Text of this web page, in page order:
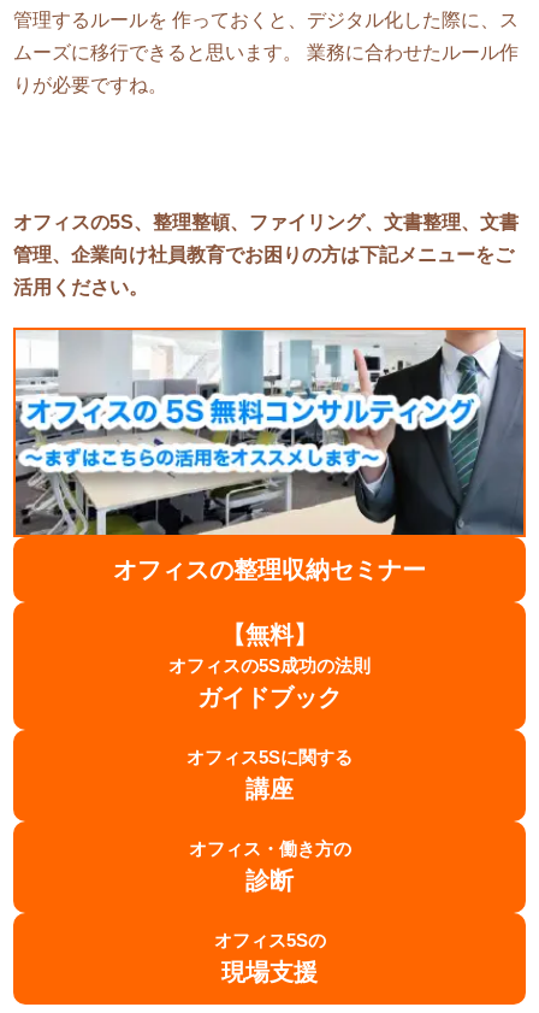
管理するルールを 作っておくと、デジタル化した際に、ス
ムーズに移行できると思います。 業務に合わせたルール作
りが必要ですね。
オフィスの5S、整理整頓、ファイリング、文書整理、文書
管理、企業向け社員教育でお困りの方は下記メニューをご
活用ください。
オフィスの整理収納セミナー
【無料】
オフィスの5S成功の法則
ガイドブック
オフィス5Sに関する
講座
オフィス・働き方の
診断
オフィス5Sの
現場支援